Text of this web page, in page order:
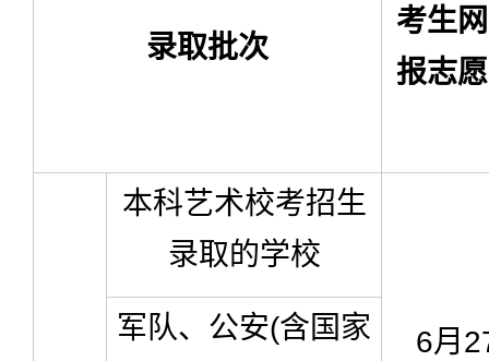
录取批次
考生
报志
本科艺术校考招生
录取的学校
6月
军队、公安(含国家